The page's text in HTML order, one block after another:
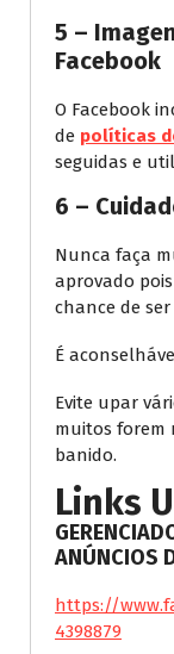
5 –
Facebook
O Facebook
de políticas
seguidas e
6 –
Nunca faça
aprovado
chance de
É
Evite upar
muitos forem
banido.
Links
ANÚNCIOS
https://
4398879